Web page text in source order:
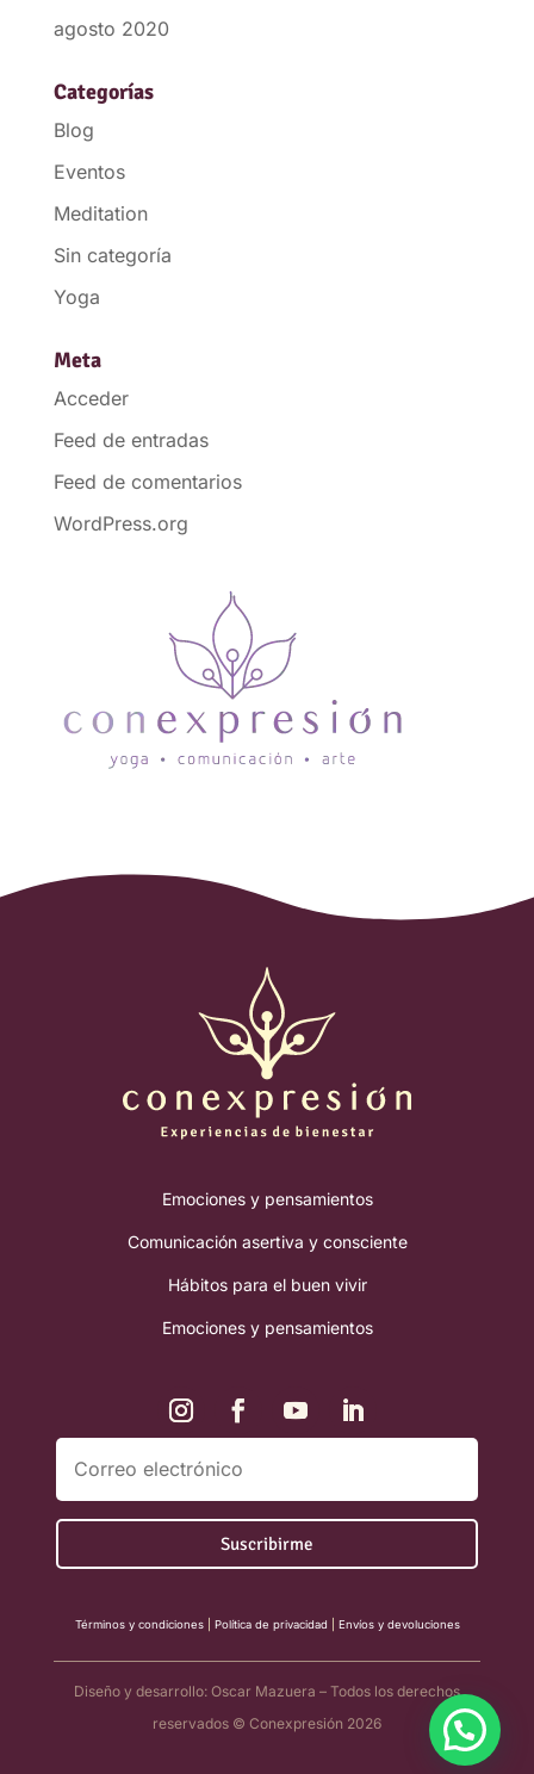
agosto 2020
Categorías
Blog
Eventos
Meditation
Sin categoría
Yoga
Meta
Acceder
Feed de entradas
Feed de comentarios
WordPress.org
Emociones y pensamientos
Comunicación asertiva y consciente
Hábitos para el buen vivir
Emociones y pensamientos
Términos y condiciones| Política de privacidad Envíos y devoluciones
Diseño y desarrollo: Oscar Mazuera – Todos los derechos
reservados © Conexpresión 2026